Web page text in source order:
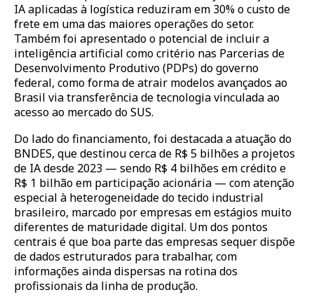
IA aplicadas à logística reduziram em 30% o custo de
frete em uma das maiores operações do setor.
Também foi apresentado o potencial de incluir a
inteligência artificial como critério nas Parcerias de
Desenvolvimento Produtivo (PDPs) do governo
federal, como forma de atrair modelos avançados ao
Brasil via transferência de tecnologia vinculada ao
acesso ao mercado do SUS.
Do lado do financiamento, foi destacada a atuação do
BNDES, que destinou cerca de R$ 5 bilhões a projetos
de IA desde 2023 — sendo R$ 4 bilhões em crédito e
R$ 1 bilhão em participação acionária — com atenção
especial à heterogeneidade do tecido industrial
brasileiro, marcado por empresas em estágios muito
diferentes de maturidade digital. Um dos pontos
centrais é que boa parte das empresas sequer dispõe
de dados estruturados para trabalhar, com
informações ainda dispersas na rotina dos
profissionais da linha de produção.